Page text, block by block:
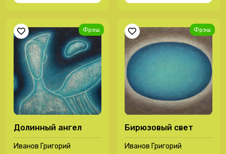
Фрэш
Долинный ангел
Иванов Григорий
Фрэш
Бирюзовый свет
Иванов Григорий